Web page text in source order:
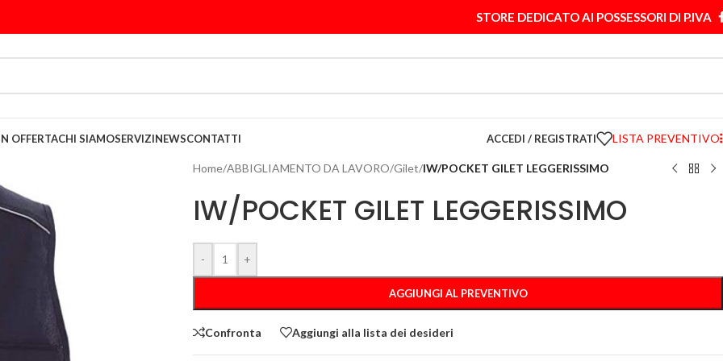
STORE DEDICATO AI POSSESSORI DI P.IVA
OFFERTACHI SIAMOSERVIZINEWSCONTATTI ACCEDI / REGISTRATI LISTA PREVENTIVO
Home/ABBIGLIAMENTO DA LAVORO/Gilet/IW/POCKET GILET LEGGERISSIMO
IW/POCKET GILET LEGGERISSIMO
- +
AGGIUNGI AL PREVENTIVO
Confronta Aggiungi alla lista dei desideri